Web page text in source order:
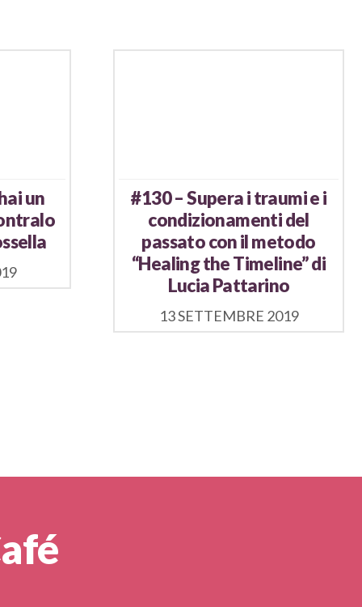
un
#130 – Supera i traumi e i
condizionamenti del
passato con il metodo
“Healing the Timeline” di
Lucia Pattarino
13 SETTEMBRE 2019